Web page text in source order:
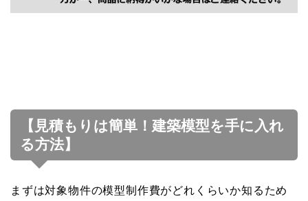
【見積もりは簡単！建築模型を手に入れ
る方法】
まずは対象物件の模型制作費がどれくらいか知るため